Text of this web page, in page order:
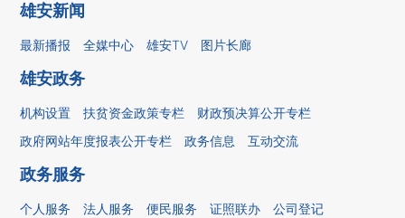
雄安新闻
最新播报 全媒中心 雄安TV 图片长廊
雄安政务
机构设置 扶贫资金政策专栏
财政预决算公开专栏
政府网站年度报表公开专栏
政务信息 互动交流
政务服务
个人服务 法人服务 便民服务 证照联办
公司登记